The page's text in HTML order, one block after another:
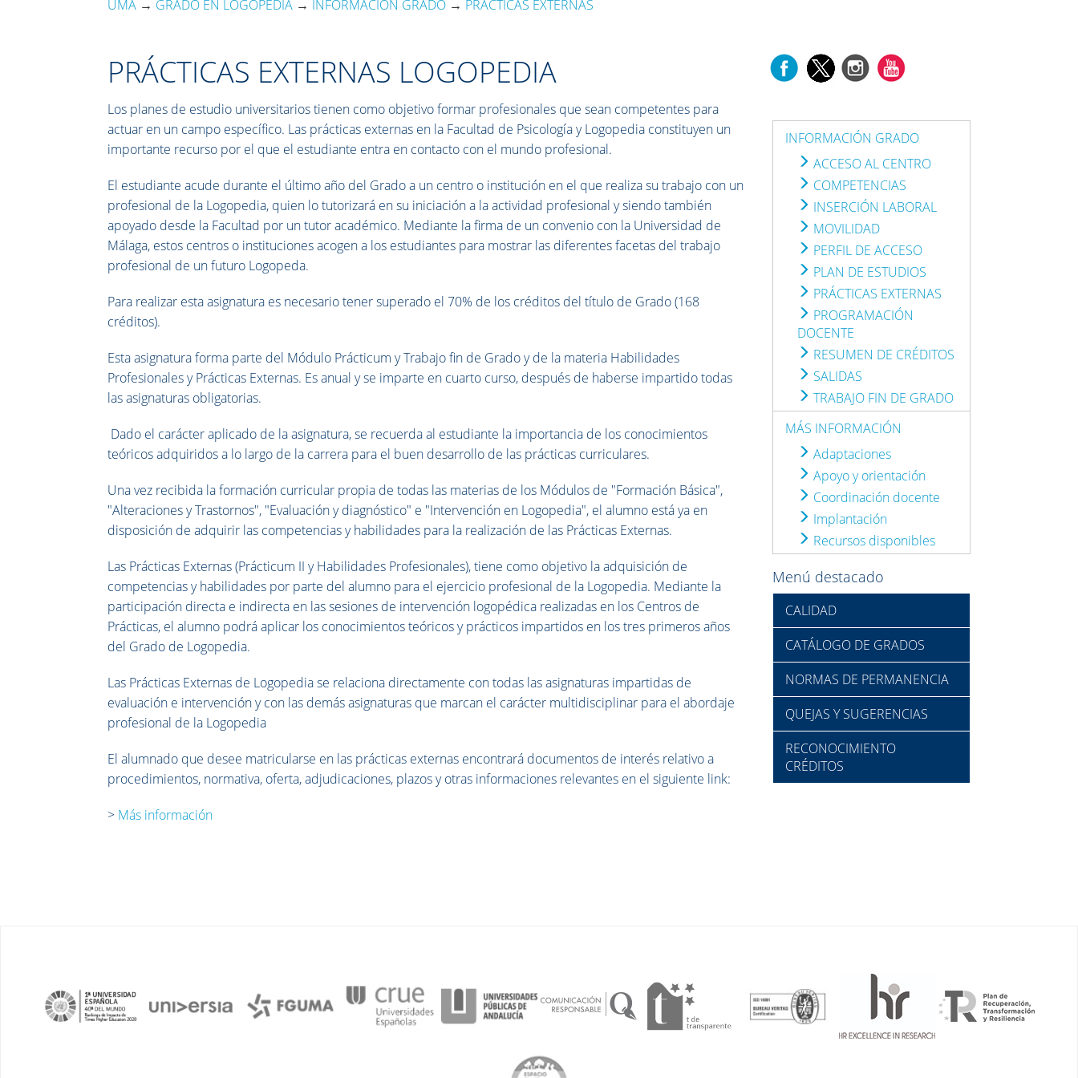
UMA → GRADO EN LOGOPEDIA → INFORMACIÓN GRADO → PRÁCTICAS EXTERNAS
PRÁCTICAS EXTERNAS LOGOPEDIA
Los planes de estudio universitarios tienen como objetivo formar profesionales que sean competentes para
actuar en un campo específico. Las prácticas externas en la Facultad de Psicología y Logopedia constituyen un
importante recurso por el que el estudiante entra en contacto con el mundo profesional.
El estudiante acude durante el último año del Grado a un centro o institución en el que realiza su trabajo con un
profesional de la Logopedia, quien lo tutorizará en su iniciación a la actividad profesional y siendo también
apoyado desde la Facultad por un tutor académico. Mediante la firma de un convenio con la Universidad de
Málaga, estos centros o instituciones acogen a los estudiantes para mostrar las diferentes facetas del trabajo
profesional de un futuro Logopeda.
Para realizar esta asignatura es necesario tener superado el 70% de los créditos del título de Grado (168
créditos).
Esta asignatura forma parte del Módulo Prácticum y Trabajo fin de Grado y de la materia Habilidades
Profesionales y Prácticas Externas. Es anual y se imparte en cuarto curso, después de haberse impartido todas
las asignaturas obligatorias.
Dado el carácter aplicado de la asignatura, se recuerda al estudiante la importancia de los conocimientos
teóricos adquiridos a lo largo de la carrera para el buen desarrollo de las prácticas curriculares.
Una vez recibida la formación curricular propia de todas las materias de los Módulos de "Formación Básica",
"Alteraciones y Trastornos", "Evaluación y diagnóstico" e "Intervención en Logopedia", el alumno está ya en
disposición de adquirir las competencias y habilidades para la realización de las Prácticas Externas.
Las Prácticas Externas (Prácticum II y Habilidades Profesionales), tiene como objetivo la adquisición de
competencias y habilidades por parte del alumno para el ejercicio profesional de la Logopedia. Mediante la
participación directa e indirecta en las sesiones de intervención logopédica realizadas en los Centros de
Prácticas, el alumno podrá aplicar los conocimientos teóricos y prácticos impartidos en los tres primeros años
del Grado de Logopedia.
Las Prácticas Externas de Logopedia se relaciona directamente con todas las asignaturas impartidas de
evaluación e intervención y con las demás asignaturas que marcan el carácter multidisciplinar para el abordaje
profesional de la Logopedia
El alumnado que desee matricularse en las prácticas externas encontrará documentos de interés relativo a
procedimientos, normativa, oferta, adjudicaciones, plazos y otras informaciones relevantes en el siguiente link:
> Más información
INFORMACIÓN GRADO
ACCESO AL CENTRO
COMPETENCIAS
INSERCIÓN LABORAL
MOVILIDAD
PERFIL DE ACCESO
PLAN DE ESTUDIOS
PRÁCTICAS EXTERNAS
PROGRAMACIÓN
DOCENTE
RESUMEN DE CRÉDITOS
SALIDAS
TRABAJO FIN DE GRADO
MÁS INFORMACIÓN
Adaptaciones
Apoyo y orientación
Coordinación docente
Implantación
Recursos disponibles
Menú destacado
CALIDAD
CATÁLOGO DE GRADOS
NORMAS DE PERMANENCIA
QUEJAS Y SUGERENCIAS
RECONOCIMIENTO
CRÉDITOS